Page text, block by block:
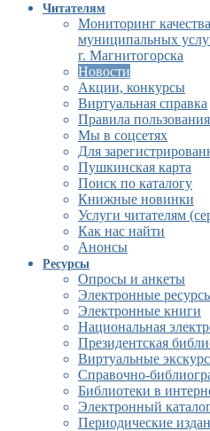
Читателям
Мониторинг
муниципальных
г. Магнитогорска
Новости
Акции, конкурсы
Виртуальная справка
Правила
Мы в соцсетях
Для
Пушкинская карта
Поиск по каталогу
Книжные новинки
Услуги читателям
Как нас найти
Анонсы
Ресурсы
Опросы и анкеты
Электронные
Электронные книги
Национальная
Президентская
Виртуальные
Справочно-
Библиотеки в
Электронный
Периодические